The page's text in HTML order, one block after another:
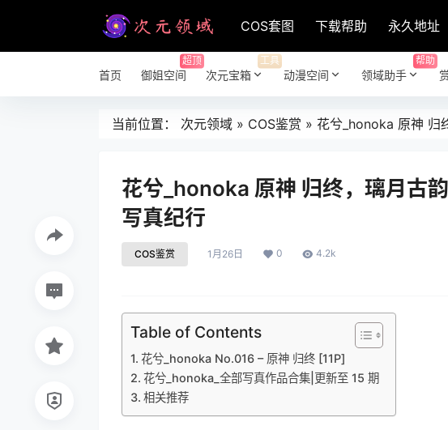
COS套图 下载帮助 永久地址
首页 御姐空间
超顶
次元宝箱
工具
动漫空间 领域助手
帮助
当前位置： 次元领域 » COS鉴赏 » 花兮_honoka 原神 归
花兮_honoka 原神 归终，璃月古
写真纪行
COS鉴赏 1月26日 0 4.2k
Table of Contents
花兮_honoka No.016 – 原神 归终 [11P]
花兮_honoka_全部写真作品合集|更新至 15 期
相关推荐